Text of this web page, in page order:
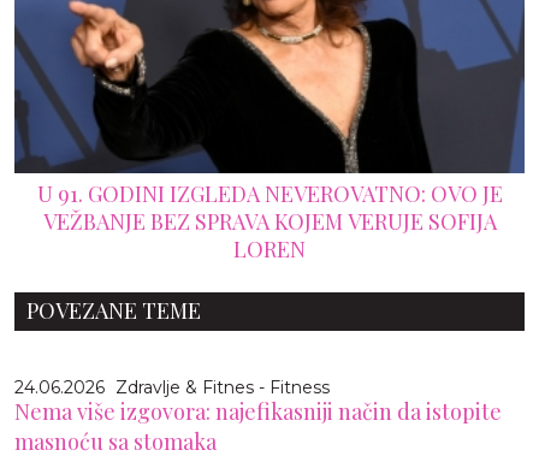
U 91. GODINI IZGLEDA NEVEROVATNO: OVO JE
VEŽBANJE BEZ SPRAVA KOJEM VERUJE SOFIJA
LOREN
POVEZANE TEME
24.06.2026 Zdravlje & Fitnes - Fitness
Nema više izgovora: najefikasniji način da istopite
masnoću sa stomaka